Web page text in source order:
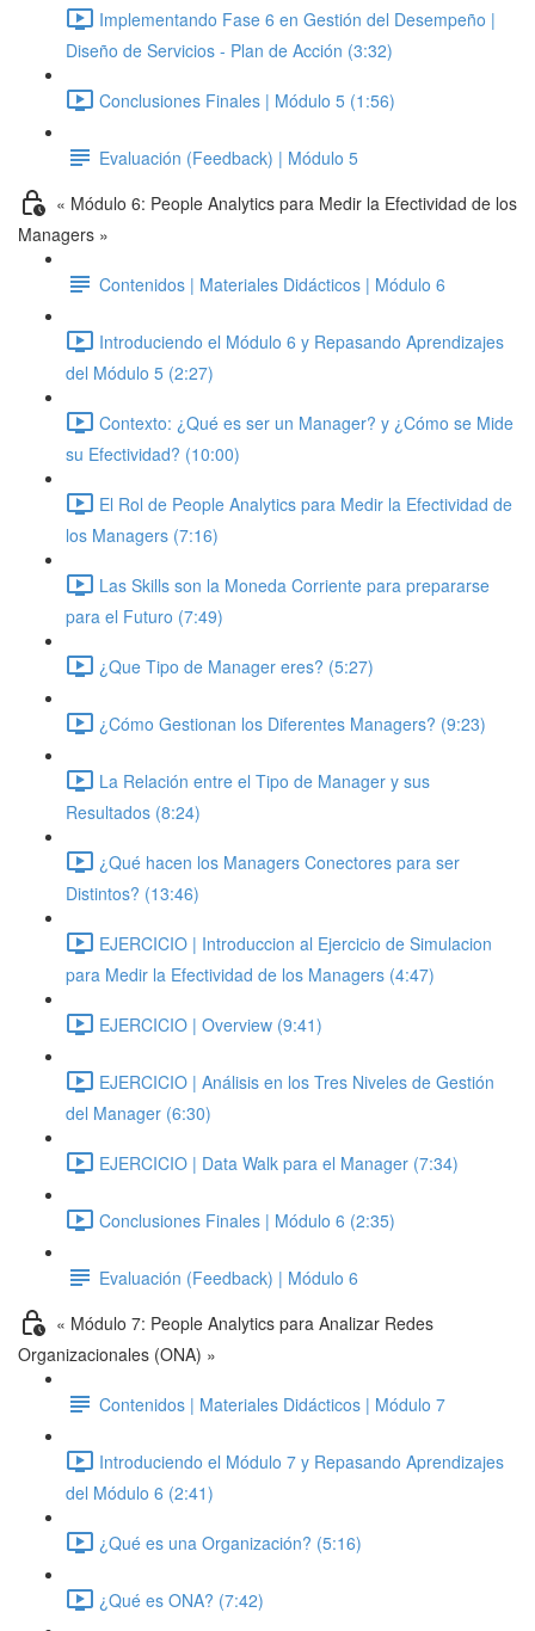
Implementando Fase 6 en Gestión del Desempeño |
Diseño de Servicios - Plan de Acción (3:32)
Conclusiones Finales | Módulo 5 (1:56)
Evaluación (Feedback) | Módulo 5
« Módulo 6: People Analytics para Medir la Efectividad de los
Managers »
Contenidos | Materiales Didácticos | Módulo 6
Introduciendo el Módulo 6 y Repasando Aprendizajes
del Módulo 5 (2:27)
Contexto: ¿Qué es ser un Manager? y ¿Cómo se Mide
su Efectividad? (10:00)
El Rol de People Analytics para Medir la Efectividad de
los Managers (7:16)
Las Skills son la Moneda Corriente para prepararse
para el Futuro (7:49)
¿Que Tipo de Manager eres? (5:27)
¿Cómo Gestionan los Diferentes Managers? (9:23)
La Relación entre el Tipo de Manager y sus
Resultados (8:24)
¿Qué hacen los Managers Conectores para ser
Distintos? (13:46)
EJERCICIO | Introduccion al Ejercicio de Simulacion
para Medir la Efectividad de los Managers (4:47)
EJERCICIO | Overview (9:41)
EJERCICIO | Análisis en los Tres Niveles de Gestión
del Manager (6:30)
EJERCICIO | Data Walk para el Manager (7:34)
Conclusiones Finales | Módulo 6 (2:35)
Evaluación (Feedback) | Módulo 6
« Módulo 7: People Analytics para Analizar Redes
Organizacionales (ONA) »
Contenidos | Materiales Didácticos | Módulo 7
Introduciendo el Módulo 7 y Repasando Aprendizajes
del Módulo 6 (2:41)
¿Qué es una Organización? (5:16)
¿Qué es ONA? (7:42)